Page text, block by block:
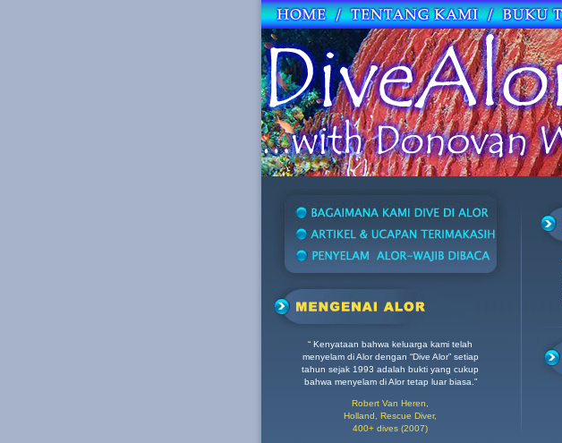
“ Kenyataan bahwa keluarga kami telah
menyelam di Alor dengan “Dive Alor” setiap
tahun sejak 1993 adalah bukti yang cukup
bahwa menyelam di Alor tetap luar biasa.”
Robert Van Heren,
Holland, Rescue Diver,
400+ dives (2007)